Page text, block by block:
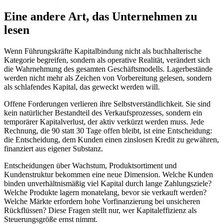
Eine andere Art, das Unternehmen zu
lesen
Wenn Führungskräfte Kapitalbindung nicht als buchhalterische
Kategorie begreifen, sondern als operative Realität, verändert sich
die Wahrnehmung des gesamten Geschäftsmodells. Lagerbestände
werden nicht mehr als Zeichen von Vorbereitung gelesen, sondern
als schlafendes Kapital, das geweckt werden will.
Offene Forderungen verlieren ihre Selbstverständlichkeit. Sie sind
kein natürlicher Bestandteil des Verkaufsprozesses, sondern ein
temporärer Kapitalverlust, der aktiv verkürzt werden muss. Jede
Rechnung, die 90 statt 30 Tage offen bleibt, ist eine Entscheidung:
die Entscheidung, dem Kunden einen zinslosen Kredit zu gewähren,
finanziert aus eigener Substanz.
Entscheidungen über Wachstum, Produktsortiment und
Kundenstruktur bekommen eine neue Dimension. Welche Kunden
binden unverhältnismäßig viel Kapital durch lange Zahlungsziele?
Welche Produkte lagern monatelang, bevor sie verkauft werden?
Welche Märkte erfordern hohe Vorfinanzierung bei unsicheren
Rückflüssen? Diese Fragen stellt nur, wer Kapitaleffizienz als
Steuerungsgröße ernst nimmt.